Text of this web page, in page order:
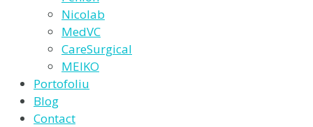
Nicolab
MedVC
CareSurgical
MEIKO
Portofoliu
Blog
Contact